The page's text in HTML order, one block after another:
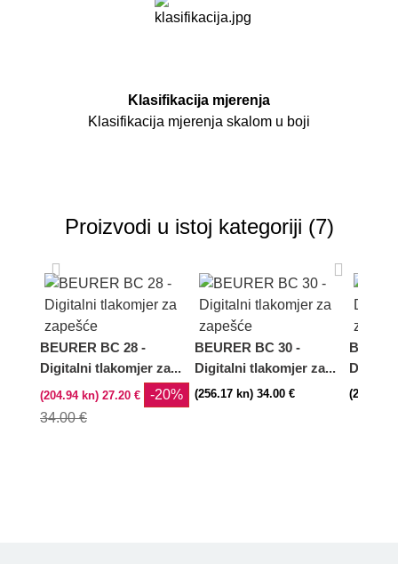
Klasifikacija mjerenja
Klasifikacija mjerenja skalom u boji
Proizvodi u istoj kategoriji (7)
BEURER BC 28 -
Digitalni tlakomjer za...
(204.94 kn) 27.20 €
-20%
34.00 €
BEURER BC 30 -
Digitalni tlakomjer za...
(256.17 kn) 34.00 € (248.64